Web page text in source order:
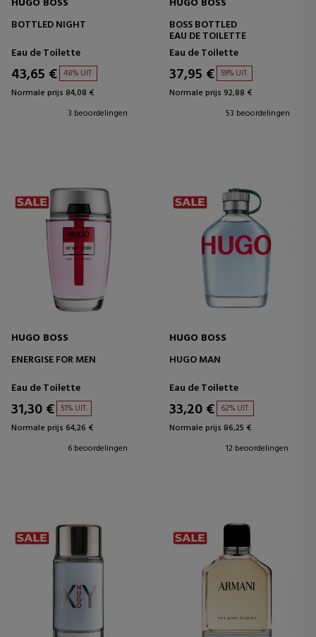
BOTTLED NIGHT
Eau de Toilette
43,65 € 48% UIT.
Normale prijs 84,08 €
3 beoordelingen
BOSS BOTTLED
EAU DE TOILETTE
Eau de Toilette
37,95 € 59% UIT.
Normale prijs 92,88 €
53 beoordelingen
HUGO BOSS
ENERGISE FOR MEN
Eau de Toilette
31,30 € 51% UIT.
Normale prijs 64,26 €
6 beoordelingen
HUGO BOSS
HUGO MAN
Eau de Toilette
33,20 € 62% UIT.
Normale prijs 86,25 €
12 beoordelingen